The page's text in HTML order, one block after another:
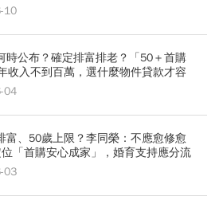
10
時公布？確定排富排老？「50＋首購
收入不到百萬，選什麼物件貸款才容
04
富、50歲上限？李同榮：不應愈修愈
「首購安心成家」，婚育支持應分流
03